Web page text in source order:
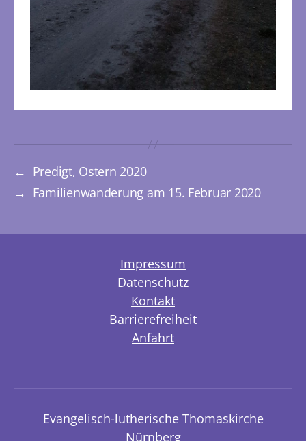
← Predigt, Ostern 2020
→
Familienwanderung am 15. Februar 2020
Impressum
Datenschutz
Kontakt
Barrierefreiheit
Anfahrt
Evangelisch-lutherische Thomaskirche
Nürnberg